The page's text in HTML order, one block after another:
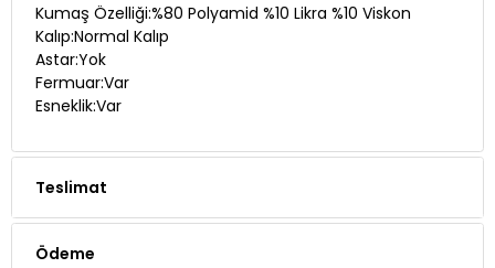
Kumaş Özelliği:%80 Polyamid %10 Likra %10 Viskon
Kalıp:Normal Kalıp
Astar:Yok
Fermuar:Var
Esneklik:Var
Teslimat
Ödeme